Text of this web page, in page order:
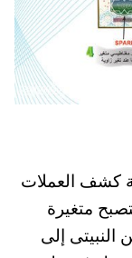
وكيفية كشف العملات
متغيرة
النبيتى إلى